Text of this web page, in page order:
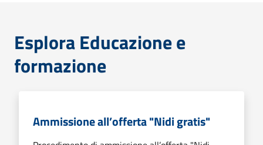
Esplora Educazione e
formazione
Ammissione all’offerta "Nidi gratis"